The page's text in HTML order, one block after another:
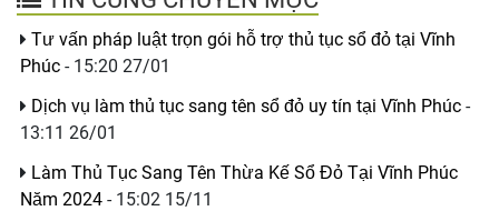
Tư vấn pháp luật trọn gói hỗ trợ thủ tục sổ đỏ tại Vĩnh
Phúc - 15:20 27/01
Dịch vụ làm thủ tục sang tên sổ đỏ uy tín tại Vĩnh Phúc -
13:11 26/01
Làm Thủ Tục Sang Tên Thừa Kế Sổ Đỏ Tại Vĩnh Phúc
Năm 2024 - 15:02 15/11